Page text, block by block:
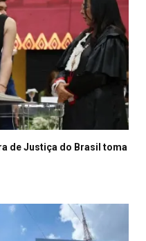
de Justiça do Brasil toma